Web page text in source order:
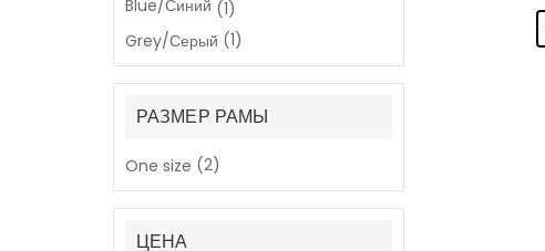
Blue/Синий (1)
Grey/Серый (1)
РАЗМЕР РАМЫ
One size (2)
ЦЕНА
В КОРЗИНУ